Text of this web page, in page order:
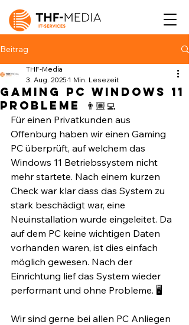
Beitrag
Gaming PC Windows 11
Probleme 👨🏽‍💻
THF-Media
3. Aug. 2025 1 Min. Lesezeit
Für einen Privatkunden aus
Offenburg haben wir einen Gaming
PC überprüft, auf welchem das
Windows 11 Betriebssystem nicht
mehr startete. Nach einem kurzen
Check war klar dass das System zu
stark beschädigt war, eine
Neuinstallation wurde eingeleitet. Da
auf dem PC keine wichtigen Daten
vorhanden waren, ist dies einfach
möglich gewesen. Nach der
Einrichtung lief das System wieder
performant und ohne Probleme. 🖥️
Wir sind gerne bei allen PC Anliegen